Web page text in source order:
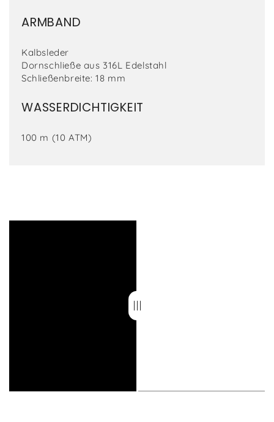
ARMBAND
Kalbsleder
Dornschließe aus 316L Edelstahl
Schließenbreite: 18 mm
WASSERDICHTIGKEIT
100 m (10 ATM)